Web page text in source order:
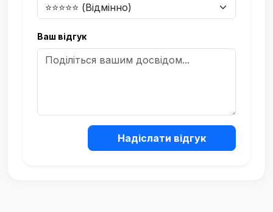
Ваш відгук
Надіслати відгук